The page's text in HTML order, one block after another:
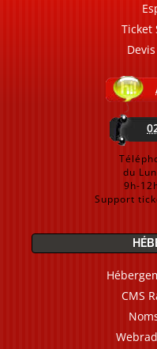
Ticket
du
9h-
Support
CMS